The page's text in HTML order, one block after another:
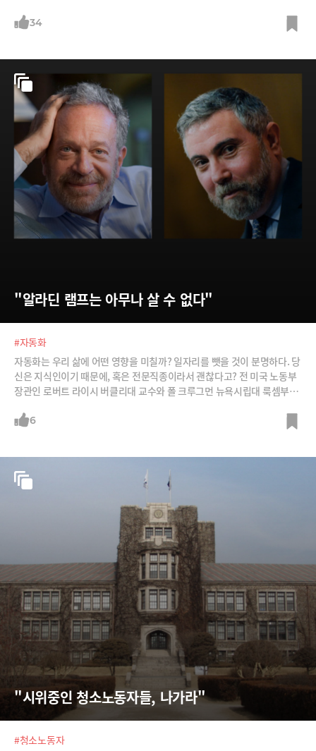
이어야 하는지 살펴본다. /그래픽=박의정 디자이너, 사진=블룸버그, 플리
34
"알라딘 램프는 아무나 살 수 없다"
#자동화
자동화는 우리 삶에 어떤 영향을 미칠까? 일자리를 뺏을 것이 분명하다. 당
신은 지식인이기 때문에, 혹은 전문직종이라서 괜찮다고? 전 미국 노동부
장관인 로버트 라이시 버클리대 교수와 폴 크루그먼 뉴욕시립대 룩셈부르
소개한다. /그래픽=박의정 디자이너, 사진=이미지비트, 머니투데이, 로버
6
"시위중인 청소노동자들, 나가라"
#청소노동자